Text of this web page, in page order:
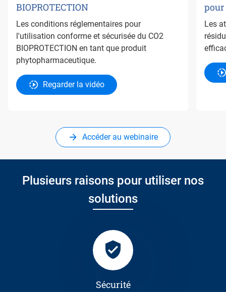
BIOPROTECTION
Les conditions réglementaires pour
l'utilisation conforme et sécurisée du CO2
BIOPROTECTION en tant que produit
phytopharmaceutique.
Regarder la vidéo
Les
Accéder au webinaire
Plusieurs raisons pour utiliser nos
solutions
Sécurité